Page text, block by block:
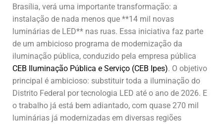
Brasília, verá uma importante transformação: a
instalação de nada menos que **14 mil novas
luminárias de LED** nas ruas. Essa iniciativa faz parte
de um ambicioso programa de modernização da
iluminação pública, conduzido pela empresa pública
CEB Iluminação Pública e Serviço (CEB Ipes). O objetivo
principal é ambicioso: substituir toda a iluminação do
Distrito Federal por tecnologia LED até o ano de 2026. E
o trabalho já está bem adiantado, com quase 270 mil
luminárias já modernizadas em diversas regiões